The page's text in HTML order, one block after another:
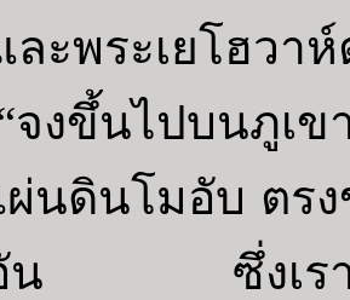
ละพระเยโฮวา
จงขึ้นไปบนภูเ
นดินโมอับ ตร
น ซึ่งเราให้